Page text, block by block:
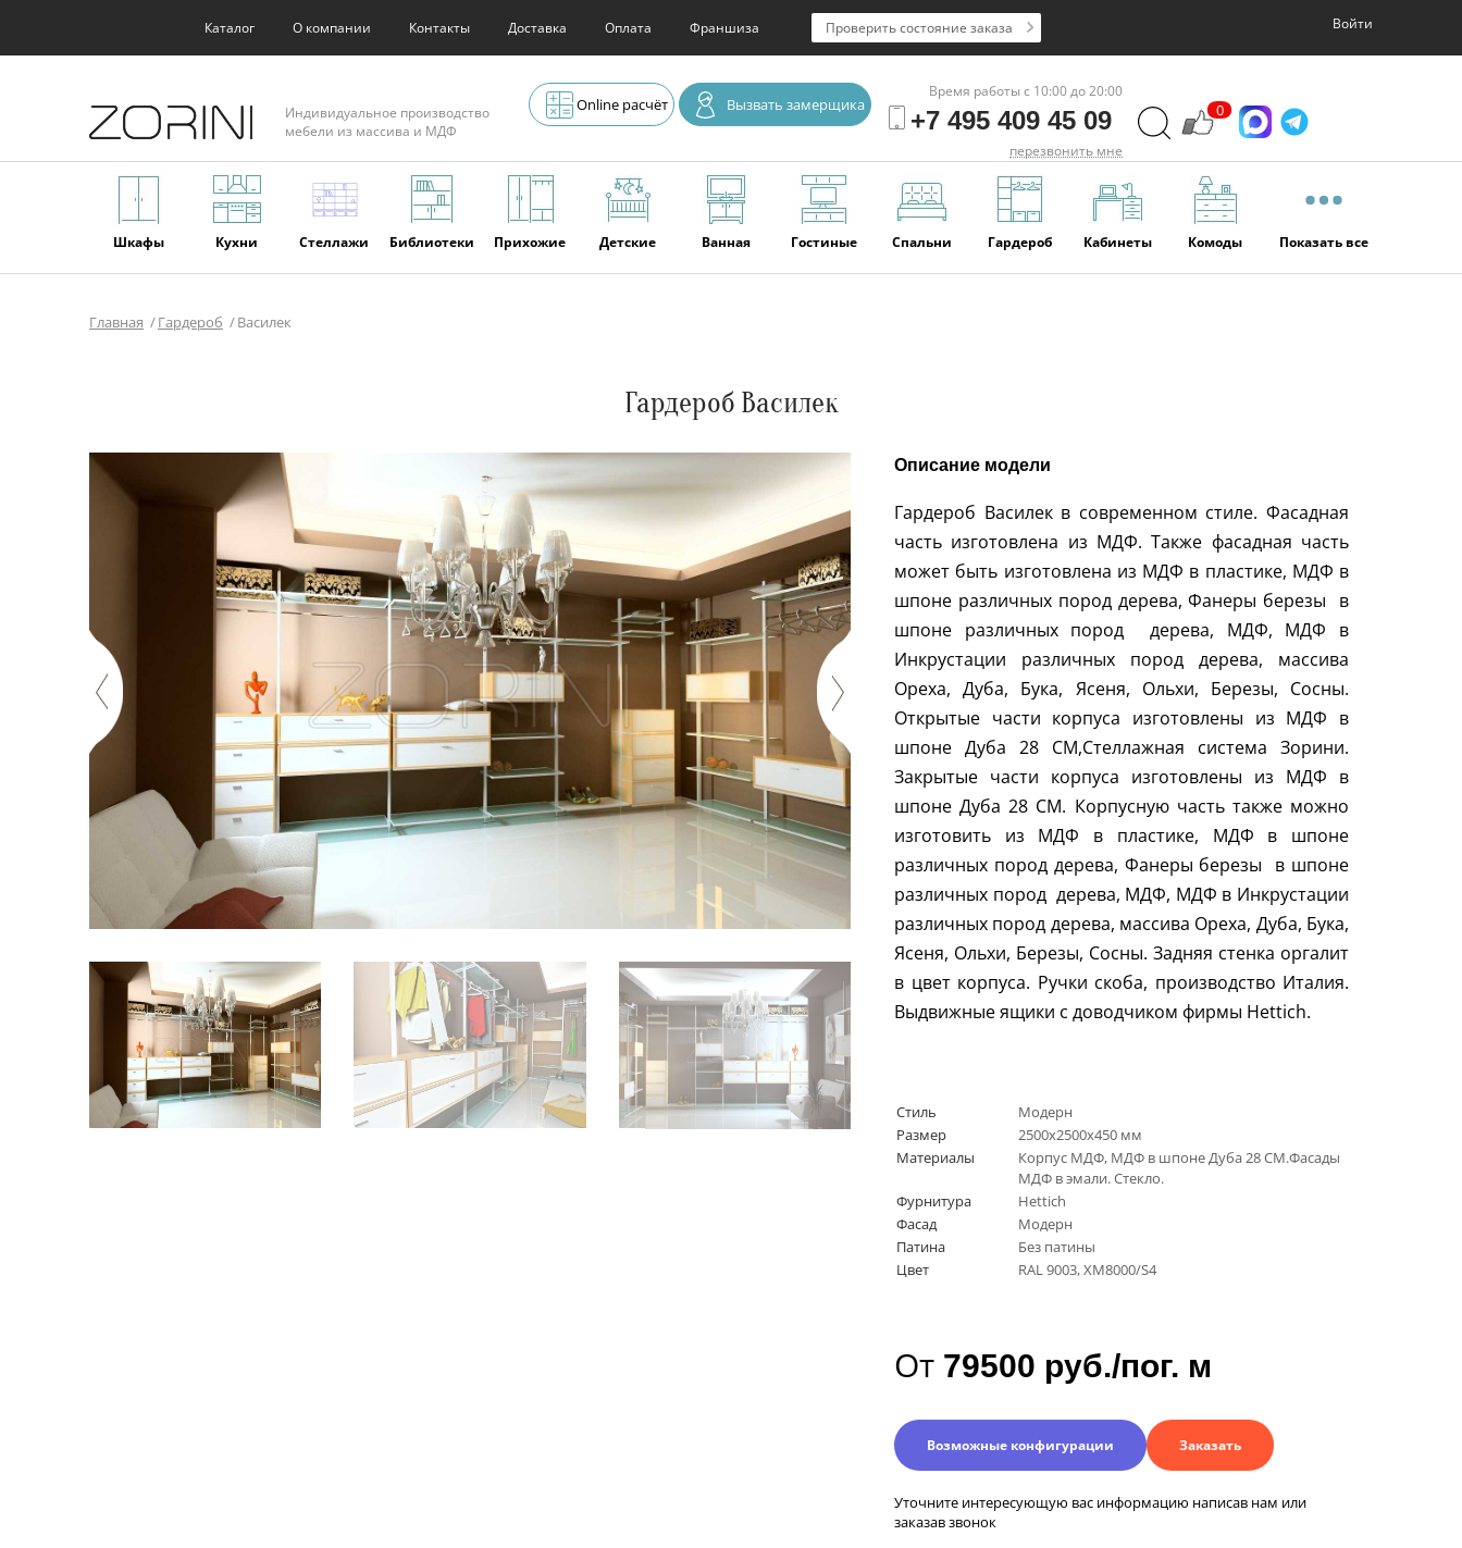
Каталог О компании Контакты Доставка Оплата Франшиза Войти
Проверить состояние заказа
Индивидуальное производство
мебели из массива и МДФ
Online расчёт Вызвать замерщика
Время работы с 10:00 до 20:00
+7 495 409 45 09
перезвонить мне
0
Шкафы Кухни Стеллажи Библиотеки Прихожие Детские Ванная Гостиные Спальни Гардероб Кабинеты Комоды Показать все
Главная Гардероб Василек
Гардероб Василек
Описание модели
Гардероб Василек в современном стиле. Фасадная
часть изготовлена из МДФ. Также фасадная часть
может быть изготовлена из МДФ в пластике, МДФ в
шпоне различных пород дерева, Фанеры березы
в
шпоне различных пород
дерева, МДФ, МДФ в
Инкрустации различных пород дерева, массива
Ореха, Дуба, Бука, Ясеня, Ольхи, Березы, Сосны.
Открытые части корпуса изготовлены из МДФ в
шпоне Дуба 28 CM,Стеллажная система Зорини.
Закрытые части корпуса изготовлены из МДФ в
шпоне Дуба 28 CM. Корпусную часть также можно
изготовить из МДФ в пластике, МДФ в шпоне
различных пород дерева, Фанеры березы
в шпоне
различных пород дерева, МДФ, МДФ в Инкрустации
различных пород дерева, массива Ореха, Дуба, Бука,
Ясеня, Ольхи, Березы, Сосны. Задняя стенка оргалит
в цвет корпуса. Ручки скоба, производство Италия.
Выдвижные ящики с доводчиком фирмы Hettich.
Стиль
Модерн
Размер
2500х2500х450 мм
Материалы
Корпус МДФ, МДФ в шпоне Дуба 28 CM.Фасады
МДФ в эмали. Стекло.
Фурнитура
Hettich
Фасад
Модерн
Патина
Без патины
Цвет
RAL 9003, XM8000/S4
От 79500 руб./пог. м
Возможные конфигурации Заказать
Уточните интересующую вас информацию написав нам или
заказав звонок